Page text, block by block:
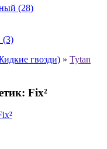
(28)
(3)
гвозди) » Tytan
Fix²